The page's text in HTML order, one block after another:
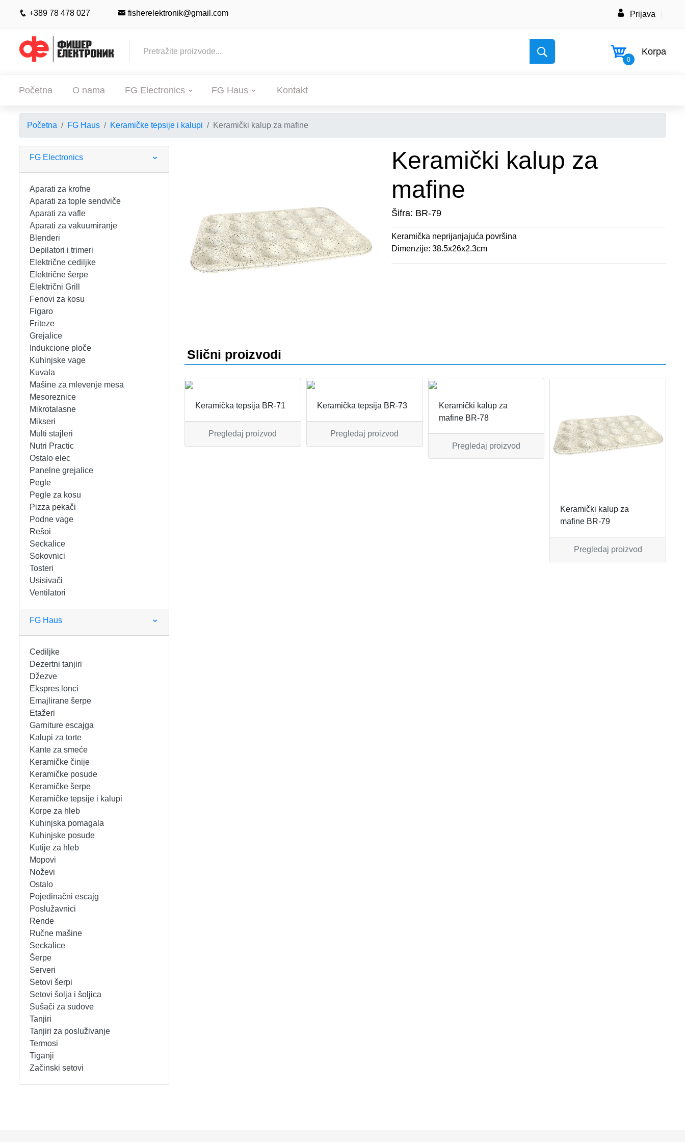
+389 78 478 027 fisherelektronik@gmail.com Prijava
0
Korpa
Početna O nama FG Electronics FG Haus Kontakt
POČETNA
APARATI ZA KROFNE
APARATI ZA TOPLE SENDVIČE
APARATI ZA VAFLE
APARATI ZA VAKUUMIRANJE
BLENDERI
DEPILATORI I TRIMERI
ELEKTRIČNE CEDILJKE
ELEKTRIČNE ŠERPE
ELEKTRIČNI GRILL
FENOVI ZA KOSU
FIGARO
FRITEZE
GREJALICE
INDUKCIONE PLOČE
KUHINJSKE VAGE
KUVALA
MAŠINE ZA MLEVENJE MESA
MIKROTALASNE
MIKSERI
MULTI STAJLERI
NUTRI PRACTIC
OSTALO ELEC
PANELNE GREJALICE
PEGLE
PEGLE ZA KOSU
PIZZA PEKAČI
PODNE VAGE
REŠOI
SECKALICE
SOKOVNICI
TOSTERI
USISIVAČI
VENTILATORI
FG HAUS
CEDILJKE
DEZERTNI TANJIRI
DŽEZVE
EKSPRES LONCI
EMAJLIRANE ŠERPE
ETAŽERI
GARNITURE ESCAJGA
KALUPI ZA TORTE
KANTE ZA SMEĆE
KERAMIČKE ČINIJE
KERAMIČKE POSUDE
KERAMIČKE ŠERPE
KERAMIČKE TEPSIJE I KALUPI
KORPE ZA HLEB
KUHINJSKA POMAGALA
KUHINJSKE POSUDE
MOPOVI
NOŽEVI
OSTALO
POJEDINAČNI ESCAJG
POSLUŽAVNICI
RENDE
RUČNE MAŠINE
SECKALICE
ŠERPE
SERVERI
SETOVI ŠERPI
SETOVI ŠOLJA I ŠOLJICA
SUŠAČI ZA SUDOVE
TANJIRI
TANJIRI ZA POSLUŽIVANJE
TERMOSI
TIGANJI
KONTAKT
+389 78 478 027 fisherelektronik@gmail.com Prijava
Početna FG Haus Keramičke tepsije i kalupi Keramički kalup za mafine
FG Electronics
Aparati za krofne
Aparati za tople sendviče
Aparati za vafle
Aparati za vakuumiranje
Blenderi
Depilatori i trimeri
Električne cediljke
Električne šerpe
Električni Grill
Fenovi za kosu
Figaro
Friteze
Grejalice
Indukcione ploče
Kuhinjske vage
Kuvala
Mašine za mlevenje mesa
Mesoreznice
Mikrotalasne
Mikseri
Multi stajleri
Nutri Practic
Ostalo elec
Panelne grejalice
Pegle
Pegle za kosu
Pizza pekači
Podne vage
Rešoi
Seckalice
Sokovnici
Tosteri
Usisivači
Ventilatori
FG Haus
Cediljke
Dezertni tanjiri
Džezve
Ekspres lonci
Emajlirane šerpe
Etažeri
Garniture escajga
Kalupi za torte
Kante za smeće
Keramičke činije
Keramičke posude
Keramičke šerpe
Keramičke tepsije i kalupi
Korpe za hleb
Kuhinjska pomagala
Kuhinjske posude
Kutije za hleb
Mopovi
Noževi
Ostalo
Pojedinačni escajg
Poslužavnici
Rende
Ručne mašine
Seckalice
Šerpe
Serveri
Setovi šerpi
Setovi šolja i šoljica
Sušači za sudove
Tanjiri
Tanjiri za posluživanje
Termosi
Tiganji
Začinski setovi
Keramički kalup za
mafine
Šifra: BR-79
Keramička neprijanjajuća površina
Dimenzije: 38.5x26x2.3cm
Slični proizvodi
Keramička tepsija BR-71
Pregledaj proizvod
Keramička tepsija BR-73
Pregledaj proizvod
Keramički kalup za
mafine BR-78
Pregledaj proizvod
Keramički kalup za
mafine BR-79
Pregledaj proizvod